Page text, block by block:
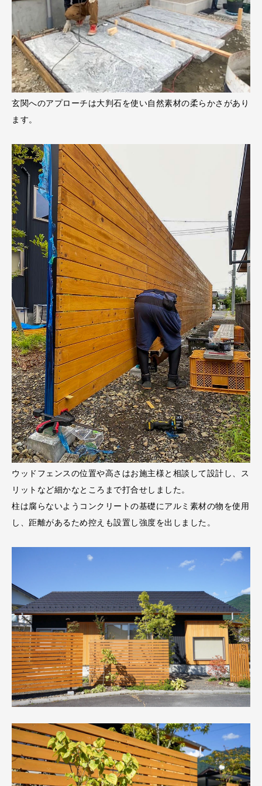
玄関へのアプローチは大判石を使い自然素材の柔らかさがあり
ます。
ウッドフェンスの位置や高さはお施主様と相談して設計し、ス
リットなど細かなところまで打合せしました。
柱は腐らないようコンクリートの基礎にアルミ素材の物を使用
し、距離があるため控えも設置し強度を出しました。